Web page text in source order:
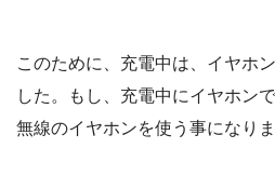
このために、充電中は、イヤホ
した。もし、充電中にイヤホン
無線のイヤホンを使う事になりま